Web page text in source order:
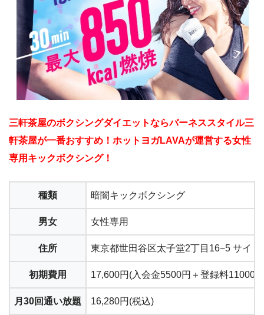
三軒茶屋のボクシングダイエットならバーネススタイル三
軒茶屋が一番おすすめ！ホットヨガLAVAが運営する女性
専用キックボクシング！
種類 暗闇キックボクシング
男女 女性専用
住所 東京都世田谷区太子堂2丁目16−5 サイト
初期費用 17,600円(入会金5500円＋登録料
月30回通い放題 16,280円(税込)